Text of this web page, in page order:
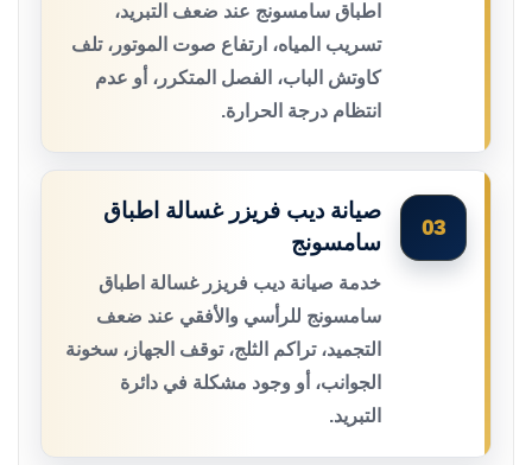
اطباق سامسونج عند ضعف التبريد،
تسريب المياه، ارتفاع صوت الموتور، تلف
كاوتش الباب، الفصل المتكرر، أو عدم
انتظام درجة الحرارة.
03
صيانة ديب فريزر غسالة اطباق
سامسونج
خدمة صيانة ديب فريزر غسالة اطباق
سامسونج للرأسي والأفقي عند ضعف
التجميد، تراكم الثلج، توقف الجهاز، سخونة
الجوانب، أو وجود مشكلة في دائرة
التبريد.